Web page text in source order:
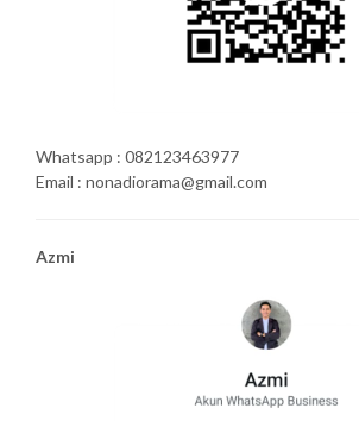
Whatsapp : 082123463977
Email : nonadiorama@gmail.com
Azmi